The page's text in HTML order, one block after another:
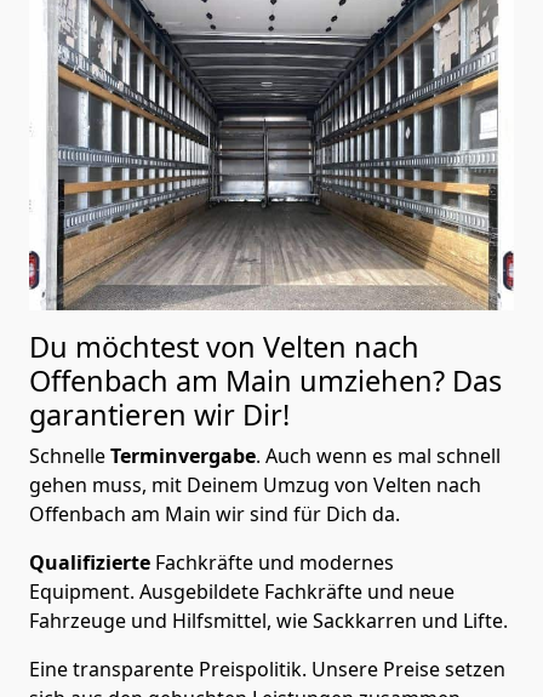
Du möchtest von Velten nach
Offenbach am Main umziehen? Das
garantieren wir Dir!
SchnelleTerminvergabe. Auch wenn es mal schnell
gehen muss, mit Deinem Umzug von Velten nach
Offenbach am Main wir sind für Dich da.
Qualifizierte Fachkräfte und modernes
Equipment. Ausgebildete Fachkräfte und neue
Fahrzeuge und Hilfsmittel, wie Sackkarren und Lifte.
Eine transparente Preispolitik. Unsere Preise setzen